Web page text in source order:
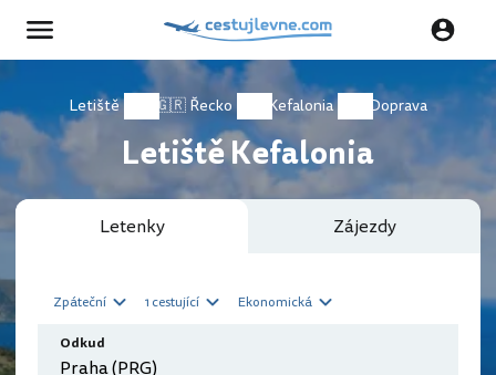
Letiště 🇬🇷 Řecko Kefalonia Doprava
Letiště Kefalonia
Letenky Zájezdy
Zpáteční 1 cestující Ekonomická
Odkud